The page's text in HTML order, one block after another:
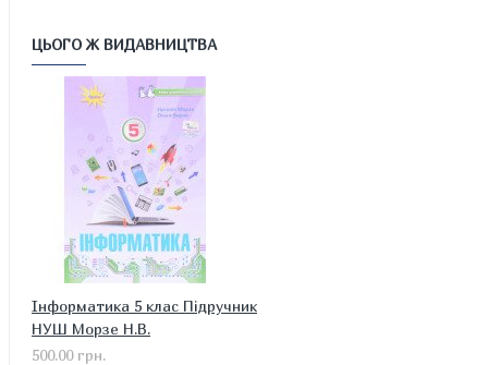
ЦЬОГО Ж ВИДАВНИЦТВА
Інформатика 5 клас Підручник
НУШ Морзе Н.В.
500.00 грн.